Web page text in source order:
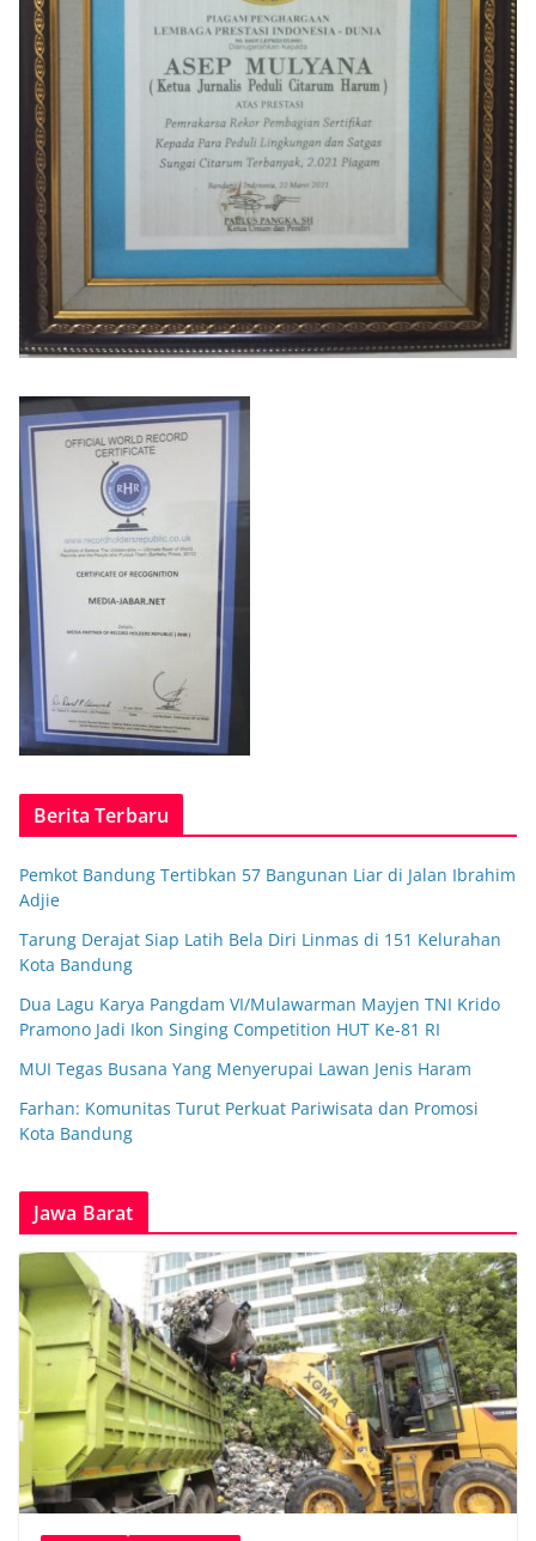
Berita Terbaru
Pemkot Bandung Tertibkan 57 Bangunan Liar di Jalan Ibrahim
Adjie
Tarung Derajat Siap Latih Bela Diri Linmas di 151 Kelurahan
Kota Bandung
Dua Lagu Karya Pangdam VI/Mulawarman Mayjen TNI Krido
Pramono Jadi Ikon Singing Competition HUT Ke-81 RI
MUI Tegas Busana Yang Menyerupai Lawan Jenis Haram
Farhan: Komunitas Turut Perkuat Pariwisata dan Promosi
Kota Bandung
Jawa Barat